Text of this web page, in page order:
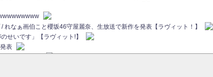
なぁ画伯こと櫻坂46守屋麗奈、生放送で新作を発表【ラヴィット！】
せいです」【ラヴィット!】
表